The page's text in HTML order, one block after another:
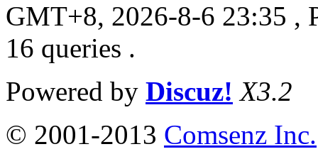
GMT+8, 2026-8-6 23:35 ,
16 queries .
Powered by Discuz! X3.2
© 2001-2013 Comsenz Inc.